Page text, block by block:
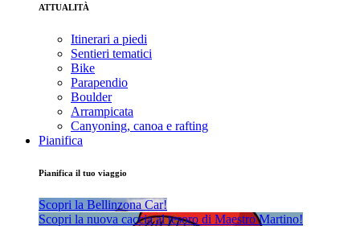
ATTUALITÀ
Itinerari a piedi
Sentieri tematici
Bike
Parapendio
Boulder
Arrampicata
Canyoning, canoa e rafting
Pianifica
Pianifica il tuo viaggio
Scopri la Bellinzona Car!
Scopri la nuova caccia al tesoro di Maestro Martino!